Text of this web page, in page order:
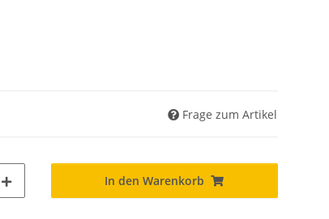
Frage zum Artikel
In den Warenkorb